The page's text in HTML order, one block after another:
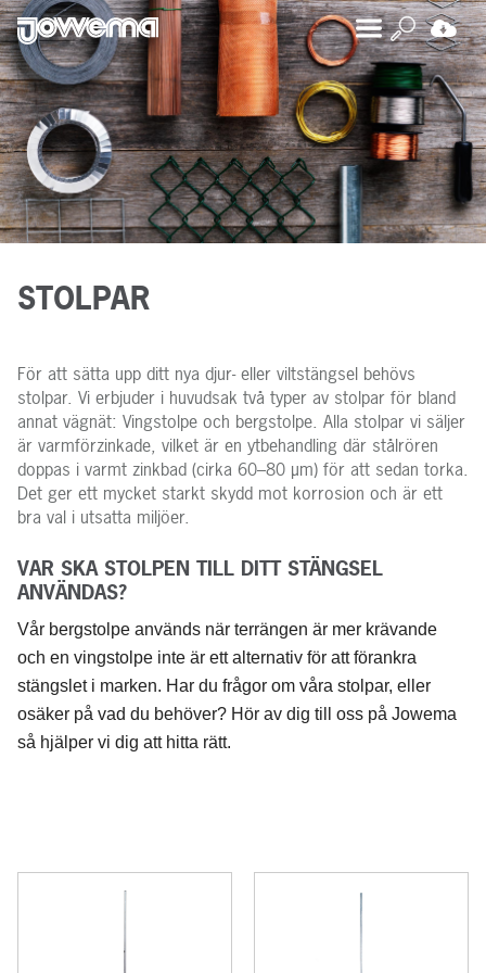
STOLPAR
För att sätta upp ditt nya djur- eller viltstängsel behövs
stolpar. Vi erbjuder i huvudsak två typer av stolpar för bland
annat vägnät: Vingstolpe och bergstolpe. Alla stolpar vi säljer
är varmförzinkade, vilket är en ytbehandling där stålrören
doppas i varmt zinkbad (cirka 60–80 µm) för att sedan torka.
Det ger ett mycket starkt skydd mot korrosion och är ett
bra val i utsatta miljöer.
VAR SKA STOLPEN TILL DITT STÄNGSEL
ANVÄNDAS?
Vår bergstolpe används när terrängen är mer krävande
och en vingstolpe inte är ett alternativ för att förankra
stängslet i marken. Har du frågor om våra stolpar, eller
osäker på vad du behöver? Hör av dig till oss på Jowema
så hjälper vi dig att hitta rätt.